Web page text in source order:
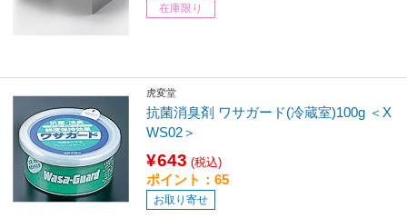
在庫限り
虎変堂
抗菌消臭剤 ワサガード(冷蔵室)100g ＜X
WS02＞
¥643 (税込)
ポイント：65
お取り寄せ